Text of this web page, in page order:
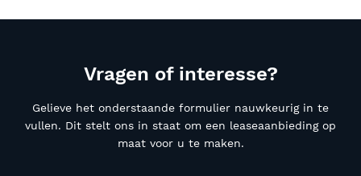
Vragen of interesse?
Gelieve het onderstaande formulier nauwkeurig in te
vullen. Dit stelt ons in staat om een leaseaanbieding op
maat voor u te maken.